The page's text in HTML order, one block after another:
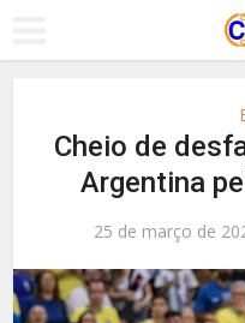
Cheio de
Argentina
25 de março de